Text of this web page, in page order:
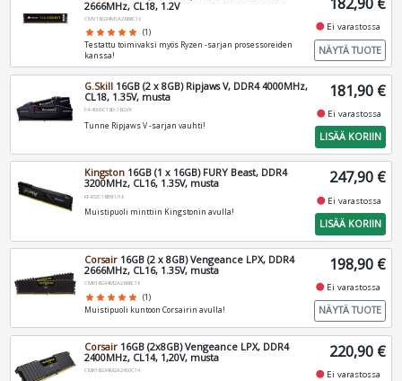
2666MHz, CL18, 1.2V
CMV16GX4M1A2666C18
star star star star star (1)
Testattu toimivaksi myös Ryzen -sarjan prosessoreiden
kanssa!
fiber_manual_record Ei varastossa
NÄYTÄ TUOTE
G.Skill 16GB (2 x 8GB) Ripjaws V, DDR4 4000MHz,
CL18, 1.35V, musta
F4-4000C18D-16GVK
Tunne Ripjaws V -sarjan vauhti!
181,90 €
fiber_manual_record Ei varastossa
LISÄÄ KORIIN
Kingston 16GB (1 x 16GB) FURY Beast, DDR4
3200MHz, CL16, 1.35V, musta
KF432C16BB1/16
Muistipuoli minttiin Kingstonin avulla!
247,90 €
fiber_manual_record Ei varastossa
LISÄÄ KORIIN
Corsair 16GB (2 x 8GB) Vengeance LPX, DDR4
2666MHz, CL16, 1.35V, musta
CMK16GX4M2A2666C16
star star star star star (1)
Muistipuoli kuntoon Corsairin avulla!
198,90 €
fiber_manual_record Ei varastossa
NÄYTÄ TUOTE
Corsair 16GB (2x8GB) Vengeance LPX, DDR4
2400MHz, CL14, 1,20V, musta
CMK16GX4M2A2400C14
220,90 €
fiber_manual_record Ei varastossa